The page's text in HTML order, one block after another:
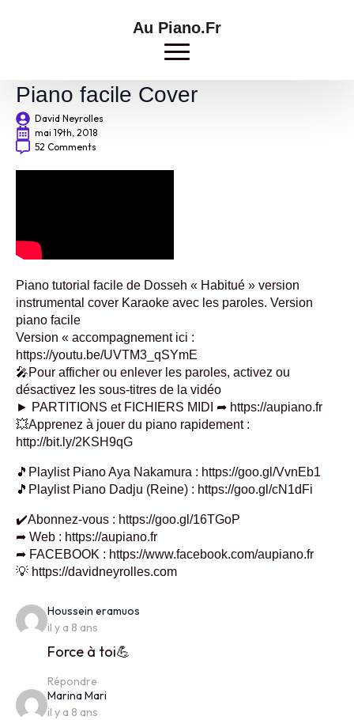
Au Piano.Fr
Dosseh – Habitué – Tutorial
Piano facile Cover
David Neyrolles
mai 19th, 2018
52 Comments
Piano tutorial facile de Dosseh « Habitué » version
instrumental cover Karaoke avec les paroles. Version
piano facile
Version « accompagnement ici :
https://youtu.be/UVTM3_qSYmE
🎤Pour afficher ou enlever les paroles, activez ou
désactivez les sous-titres de la vidéo
► PARTITIONS et FICHIERS MIDI ➦ https://aupiano.fr
💥Apprenez à jouer du piano rapidement :
http://bit.ly/2KSH9qG
🎵Playlist Piano Aya Nakamura : https://goo.gl/VvnEb1
🎵Playlist Piano Dadju (Reine) : https://goo.gl/cN1dFi
✔️Abonnez-vous : https://goo.gl/16TGoP
➦ Web : https://aupiano.fr
➦ FACEBOOK : https://www.facebook.com/aupiano.fr
💡 https://davidneyrolles.com
Houssein eramuos
il y a 8 ans
Force à toi💪
Répondre
Marina Mari
il y a 8 ans